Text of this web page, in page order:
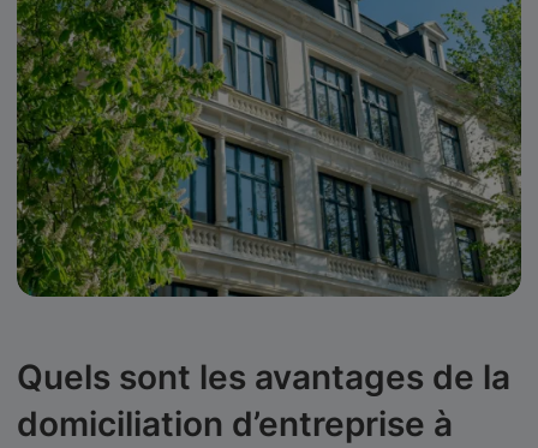
Quels sont les avantages de la
domiciliation d’entreprise à